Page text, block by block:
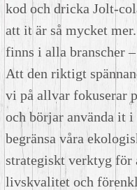
kod och dricka Jolt-
att it är så mycket
finns i alla branscher
Att den riktigt
vi på allvar fokuserar
och börjar använda it
begränsa våra
strategiskt verktyg för
livskvalitet och